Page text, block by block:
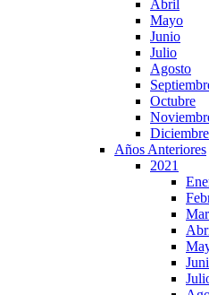
Abril
Mayo
Junio
Julio
Agosto
Octubre
Diciembre
Años Anteriores
2021